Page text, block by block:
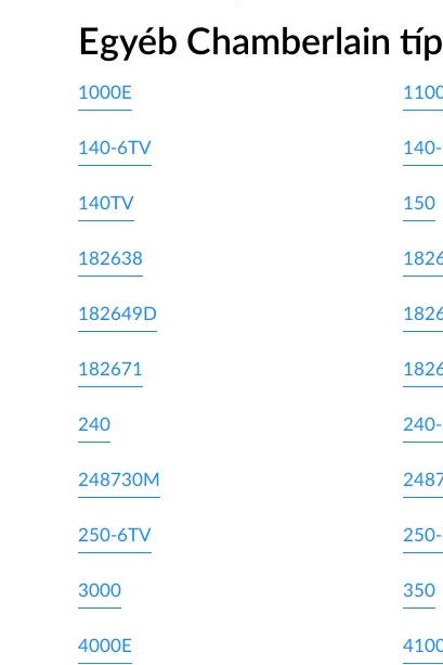
Egyéb Chamberlain
1000E
140-6TV
140TV 150
182638
182649D
182671
240
248730M
250-6TV
3000 350
4000E